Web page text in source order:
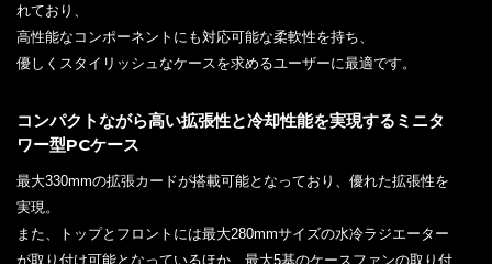
れており、
高性能なコンポーネントにも対応可能な柔軟性を持ち、
優しくスタイリッシュなケースを求めるユーザーに最適です。
コンパクトながら高い拡張性と冷却性能を実現するミニタ
ワー型PCケース
最大330mmの拡張カードが搭載可能となっており、優れた拡張性を
実現。
また、トップとフロントには最大280mmサイズの水冷ラジエーター
が取り付け可能となっているほか、最大5基のケースファンの取り付